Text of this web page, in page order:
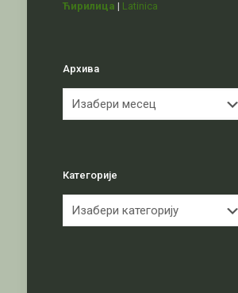
Ћирилица | Latinica
Архива
Категорије